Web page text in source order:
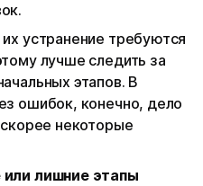
устранение требуются
лучше следить за
этапов. В
ошибок, конечно, дело
некоторые
или лишние этапы